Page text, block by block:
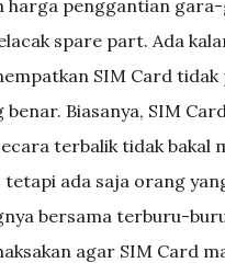
harga penggantian
spare part. Ada
SIM Card tidak
benar. Biasanya, SIM
terbalik tidak bakal
tetapi ada saja orang
bersama terburu-
agar SIM Card